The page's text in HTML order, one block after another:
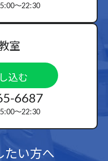
〜22:30
室
込む
6687
〜22:30
たい方へ